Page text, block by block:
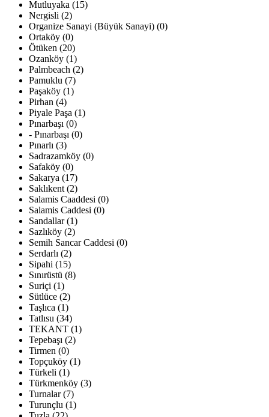
Mutluyaka (15)
Nergisli (2)
Organize Sanayi (Büyük Sanayi) (0)
Ortaköy (0)
Ötüken (20)
Ozanköy (1)
Palmbeach (2)
Pamuklu (7)
Paşaköy (1)
Pirhan (4)
Piyale Paşa (1)
Pınarbaşı (0)
- Pınarbaşı (0)
Pınarlı (3)
Sadrazamköy (0)
Safaköy (0)
Sakarya (17)
Saklıkent (2)
Salamis Caaddesi (0)
Salamis Caddesi (0)
Sandallar (1)
Sazlıköy (2)
Semih Sancar Caddesi (0)
Serdarlı (2)
Sipahi (15)
Sınırüstü (8)
Suriçi (1)
Sütlüce (2)
Taşlıca (1)
Tatlısu (34)
TEKANT (1)
Tepebaşı (2)
Tirmen (0)
Topçuköy (1)
Türkeli (1)
Türkmenköy (3)
Turnalar (7)
Turunçlu (1)